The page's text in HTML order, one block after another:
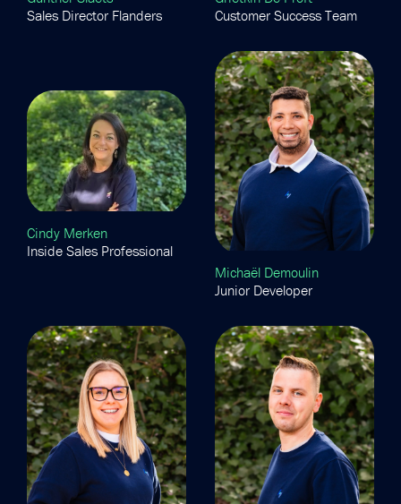
Sales Director Flanders
Customer Success Team
Cindy Merken
Inside Sales Professional
Michaël Demoulin
Junior Developer